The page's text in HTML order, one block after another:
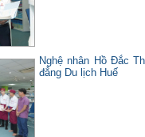
Nghệ nhân Hồ Đắc
đẳng Du lịch Huế